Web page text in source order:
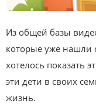
Из общей базы
которые уже нашли
хотелось показать
эти дети в своих
жизнь.